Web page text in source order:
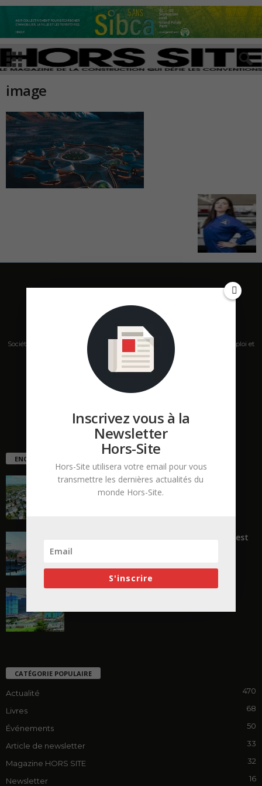
image
Société de presse, plateforme de mise en relation sur les marchés B2B, emploi et
salons s'adressant aux professionnels de la construction Hors Site.
Contactez-nous: contact@hors-site.com
ENCORE PLUS D'ARTICLES
La ruée vers l’Ouest
« Transformer plutôt que démolir, ce n’est
CATÉGORIE POPULAIRE
Actualité 470
Livres 68
Événements 50
Article de newsletter 33
Magazine HORS SITE 32
Newsletter 16
Inscrivez vous à la
Newsletter
Hors-Site
Hors-Site utilisera votre email pour vous
transmettre les dernières actualités du
monde Hors-Site.
S'inscrire